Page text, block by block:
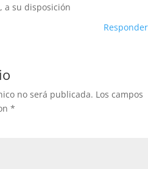
a su disposición
Responder
no será publicada. Los campos
*